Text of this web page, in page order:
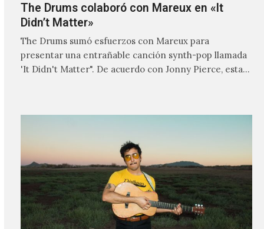
The Drums colaboró con Mareux en «It
Didn’t Matter»
The Drums sumó esfuerzos con Mareux para
presentar una entrañable canción synth-pop llamada
'It Didn't Matter". De acuerdo con Jonny Pierce, esta